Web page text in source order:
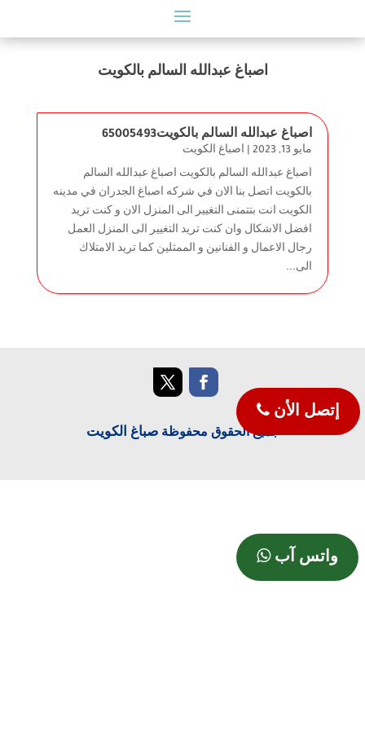
اصباغ عبدالله السالم بالكويت
اصباغ عبدالله السالم بالكويت65005493
مايو 13, 2023 | اصباغ الكويت
اصباغ عبدالله السالم بالكويت اصباغ عبدالله السالم
بالكويت اتصل بنا الان في شركه اصباغ الجدران في مدينه
الكويت انت بتتمنى التغيير الى المنزل الان و كنت تريد
افضل الاشكال وان كنت تريد التغيير الى المنزل العمل
رجال الاعمال و الفنانين و الممثلين كما تريد الامتلاك
الى...
جميع الحقوق محفوظةصباغ الكويت
إتصل الأن
واتس آب